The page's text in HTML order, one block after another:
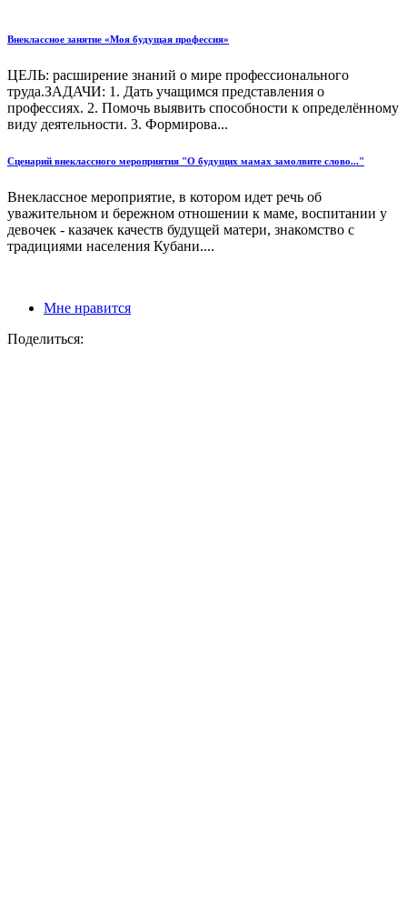
Внеклассное занятие «Моя будущая профессия»
ЦЕЛЬ: расширение знаний о мире профессионального
труда.ЗАДАЧИ: 1. Дать учащимся представления о
профессиях. 2. Помочь выявить способности к определённому
виду деятельности. 3. Формирова...
Сценарий внеклассного мероприятия "О будущих мамах замолвите слово..."
Внеклассное мероприятие, в котором идет речь об
уважительном и бережном отношении к маме, воспитании у
девочек - казачек качеств будущей матери, знакомство с
традициями населения Кубани....
Мне нравится
Поделиться: